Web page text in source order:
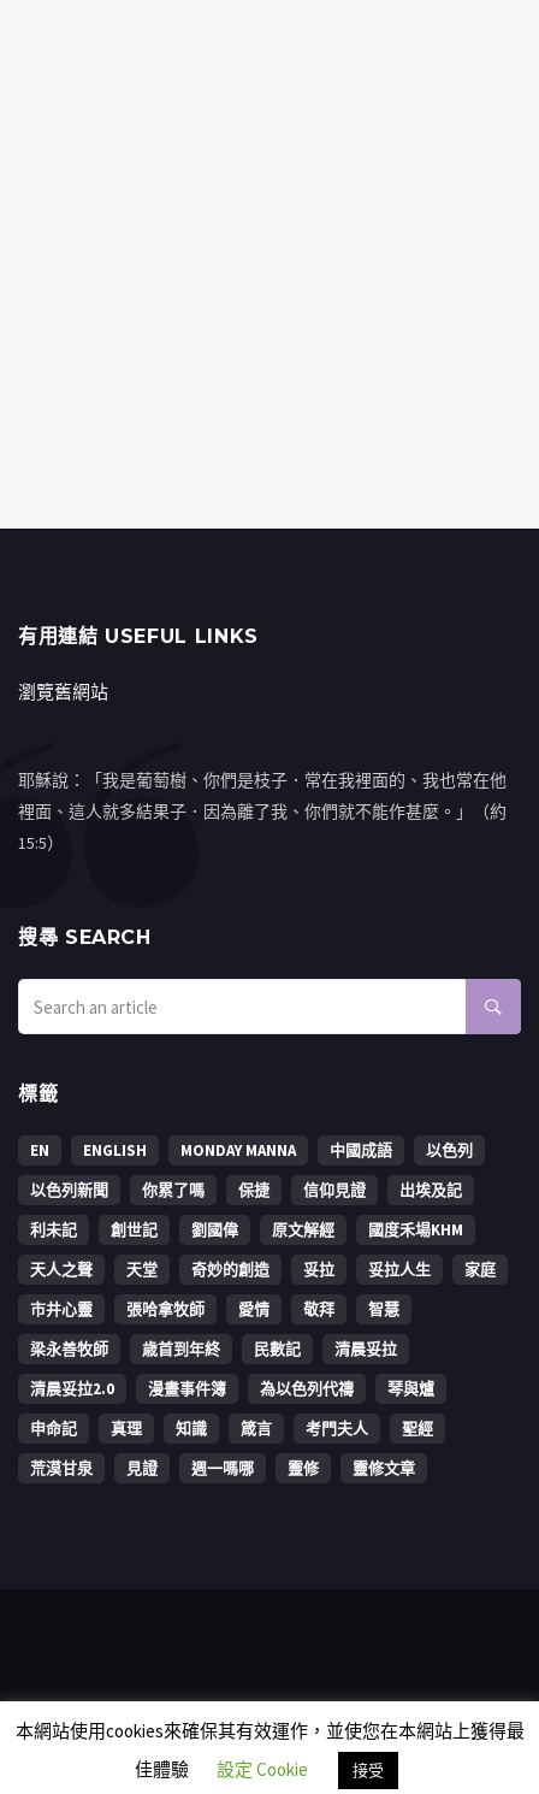
有用連結 USEFUL LINKS
瀏覽舊網站
耶穌說：「我是葡萄樹、你們是枝子．常在我裡面的、我也常在他
裡面、這人就多結果子．因為離了我、你們就不能作甚麼。」（約
15:5）
搜㝷 SEARCH
標籤
EN ENGLISH MONDAY MANNA 中國成語
以色列
以色列新聞
你累了嗎 保捷 信仰見證
出埃及記
利未記
創世記 劉國偉 原文解經
國度禾場KHM
天人之聲
天堂 奇妙的創造 妥拉 妥拉人生
家庭
市井心靈
張哈拿牧師 愛情 敬拜
智慧
梁永善牧師
歳首到年終 民數記
清晨妥拉
清晨妥拉2.0
漫畫事件簿 為以色列代禱
琴與爐
申命記
真理 知識 箴言 考門夫人
聖經
荒漠甘泉
見證 週一嗎哪 靈修 靈修文章
rights reserved.
本網站使用cookies來確保其有效運作，並使您在本網站上獲得最
佳體驗
設定 Cookie 接受